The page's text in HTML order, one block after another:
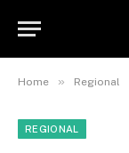
Home » Regional
REGIONAL